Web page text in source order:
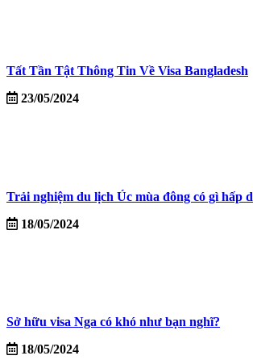
Tất Tần Tật Thông Tin Về Visa Bangladesh
23/05/2024
Trải nghiệm du lịch Úc mùa đông có gì hấp
18/05/2024
Sở hữu visa Nga có khó như bạn nghĩ?
18/05/2024